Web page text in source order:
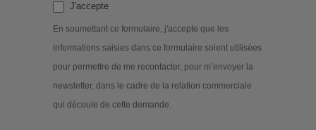
J'accepte
En soumettant ce formulaire, j'accepte que les
informations saisies dans ce formulaire soient utilisées
pour permettre de me recontacter, pour m’envoyer la
newsletter, dans le cadre de la relation commerciale
qui découle de cette demande.